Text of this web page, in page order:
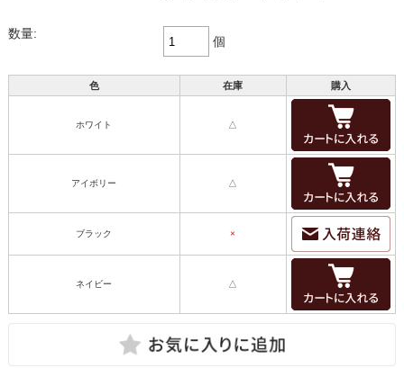
数量:
個
色 在庫 購入
ホワイト △
アイボリー △
ブラック ×
ネイビー △